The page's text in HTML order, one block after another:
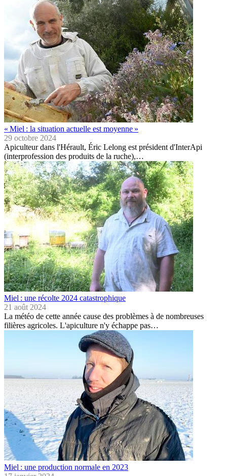
« Miel : la situation actuelle est moyenne »
29 octobre 2024
Apiculteur dans l'Hérault, Éric Lelong est président d'InterApi
(interprofession des produits de la ruche),…
Miel : une récolte 2024 catastrophique
21 août 2024
La météo de cette année cause des problèmes à de nombreuses
filières agricoles. L'apiculture n'y échappe pas…
Miel : une production normale en 2023